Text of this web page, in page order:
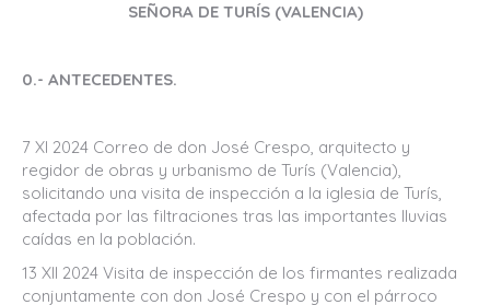
SEÑORA DE TURÍS (VALENCIA)
0.- ANTECEDENTES.
7 XI 2024 Correo de don José Crespo, arquitecto y
regidor de obras y urbanismo de Turís (Valencia),
solicitando una visita de inspección a la iglesia de Turís,
afectada por las filtraciones tras las importantes lluvias
caídas en la población.
13 XII 2024 Visita de inspección de los firmantes realizada
conjuntamente con don José Crespo y con el párroco